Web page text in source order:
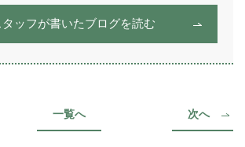
タッフが書いたブログを読む
一覧へ 次へ